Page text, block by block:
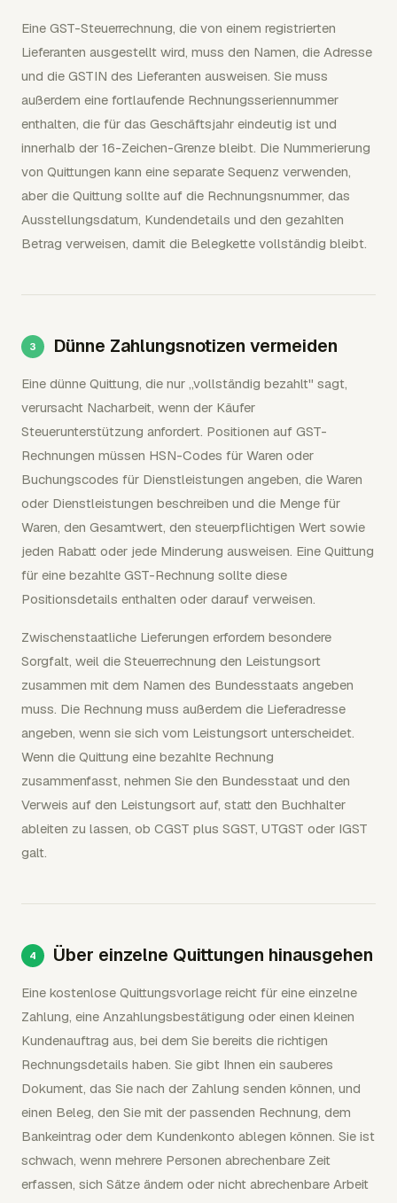
Eine GST-Steuerrechnung, die von einem registrierten
Lieferanten ausgestellt wird, muss den Namen, die Adresse
und die GSTIN des Lieferanten ausweisen. Sie muss
außerdem eine fortlaufende Rechnungsseriennummer
enthalten, die für das Geschäftsjahr eindeutig ist und
innerhalb der 16-Zeichen-Grenze bleibt. Die Nummerierung
von Quittungen kann eine separate Sequenz verwenden,
aber die Quittung sollte auf die Rechnungsnummer, das
Ausstellungsdatum, Kundendetails und den gezahlten
Betrag verweisen, damit die Belegkette vollständig bleibt.
Dünne Zahlungsnotizen vermeiden
Eine dünne Quittung, die nur „vollständig bezahlt" sagt,
verursacht Nacharbeit, wenn der Käufer
Steuerunterstützung anfordert. Positionen auf GST-
Rechnungen müssen HSN-Codes für Waren oder
Buchungscodes für Dienstleistungen angeben, die Waren
oder Dienstleistungen beschreiben und die Menge für
Waren, den Gesamtwert, den steuerpflichtigen Wert sowie
jeden Rabatt oder jede Minderung ausweisen. Eine Quittung
für eine bezahlte GST-Rechnung sollte diese
Positionsdetails enthalten oder darauf verweisen.
Zwischenstaatliche Lieferungen erfordern besondere
Sorgfalt, weil die Steuerrechnung den Leistungsort
zusammen mit dem Namen des Bundesstaats angeben
muss. Die Rechnung muss außerdem die Lieferadresse
angeben, wenn sie sich vom Leistungsort unterscheidet.
Wenn die Quittung eine bezahlte Rechnung
zusammenfasst, nehmen Sie den Bundesstaat und den
Verweis auf den Leistungsort auf, statt den Buchhalter
ableiten zu lassen, ob CGST plus SGST, UTGST oder IGST
galt.
Über einzelne Quittungen hinausgehen
Eine kostenlose Quittungsvorlage reicht für eine einzelne
Zahlung, eine Anzahlungsbestätigung oder einen kleinen
Kundenauftrag aus, bei dem Sie bereits die richtigen
Rechnungsdetails haben. Sie gibt Ihnen ein sauberes
Dokument, das Sie nach der Zahlung senden können, und
einen Beleg, den Sie mit der passenden Rechnung, dem
Bankeintrag oder dem Kundenkonto ablegen können. Sie ist
schwach, wenn mehrere Personen abrechenbare Zeit
erfassen, sich Sätze ändern oder nicht abrechenbare Arbeit